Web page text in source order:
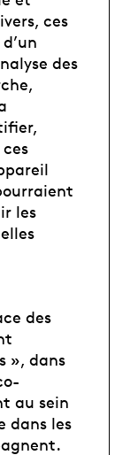
ces
des
les
des
», dans
au sein
dans les